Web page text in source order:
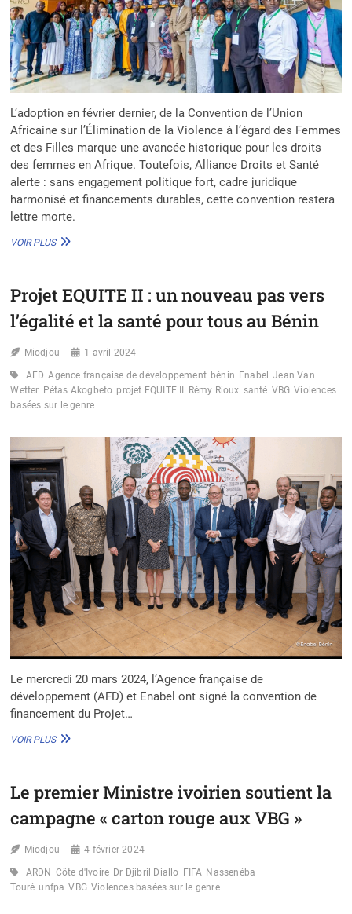
L’adoption en février dernier, de la Convention de l’Union
Africaine sur l’Élimination de la Violence à l’égard des Femmes
et des Filles marque une avancée historique pour les droits
des femmes en Afrique. Toutefois, Alliance Droits et Santé
alerte : sans engagement politique fort, cadre juridique
harmonisé et financements durables, cette convention restera
lettre morte.
VOIR PLUSADOPTION
DE
:
DE
DROITS
ET
SANTÉ
DES
ACTIONS
CONCRÈTES
Projet EQUITE II : un nouveau pas vers
l’égalité et la santé pour tous au Bénin
Miodjou 1 avril 2024
AFD Agence française de développement bénin Enabel Jean Van
Wetter Pétas Akogbeto projet EQUITE II Rémy Rioux santé VBG Violences
basées sur le genre
Le mercredi 20 mars 2024, l’Agence française de
développement (AFD) et Enabel ont signé la convention de
financement du Projet…
VOIR PLUSPROJET
UN
PAS
L’ÉGALITÉ
LA
SANTÉ
Le premier Ministre ivoirien soutient la
campagne « carton rouge aux VBG »
Miodjou 4 février 2024
ARDN Côte d'Ivoire Dr Djibril Diallo FIFA Nassenéba
Touré unfpa VBG Violences basées sur le genre